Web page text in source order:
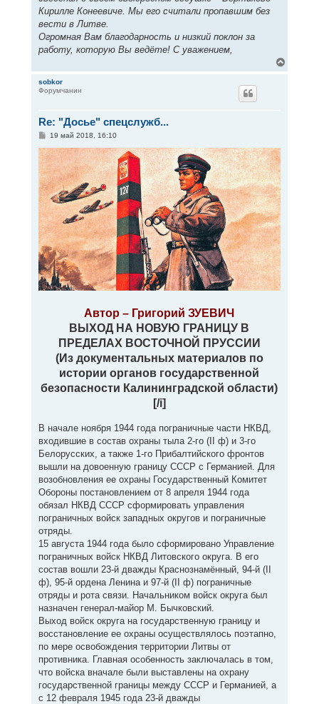
Кирилле Конеевиче. Мы его считали пропавшим без
вести в Литве.
Огромная Вам благодарность и низкий поклон за
работу, которую Вы ведёте! С уважением,
е
sobkor
Форумчанин
Re: "Досье" спецслужб...
С
о
б
щ
е
н
и
е
19 май 2018, 16:10
Автор – Григорий ЗУЕВИЧ
ВЫХОД НА НОВУЮ ГРАНИЦУ В
ПРЕДЕЛАХ ВОСТОЧНОЙ ПРУССИИ
(Из документальных материалов по
истории органов государственной
безопасности Калининградской области)
[/i]
В начале ноября 1944 года пограничные части НКВД,
входившие в состав охраны тыла 2-го (II ф) и 3-го
Белорусских, а также 1-го Прибалтийского фронтов
вышли на довоенную границу СССР с Германией. Для
возобновления ее охраны Государственный Комитет
Обороны постановлением от 8 апреля 1944 года
обязал НКВД СССР сформировать управления
пограничных войск западных округов и пограничные
отряды.
15 августа 1944 года было сформировано Управление
пограничных войск НКВД Литовского округа. В его
состав вошли 23-й дважды Краснознамённый, 94-й (II
ф), 95-й ордена Ленина и 97-й (II ф) пограничные
отряды и рота связи. Начальником войск округа был
назначен генерал-майор М. Бычковский.
Выход войск округа на государственную границу и
восстановление ее охраны осуществлялось поэтапно,
по мере освобождения территории Литвы от
противника. Главная особенность заключалась в том,
что войска вначале были выставлены на охрану
государственной границы между СССР и Германией, а
с 12 февраля 1945 года 23-й дважды